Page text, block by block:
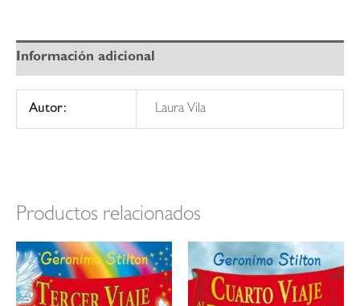
Información adicional
Autor: Laura Vila
Productos relacionados